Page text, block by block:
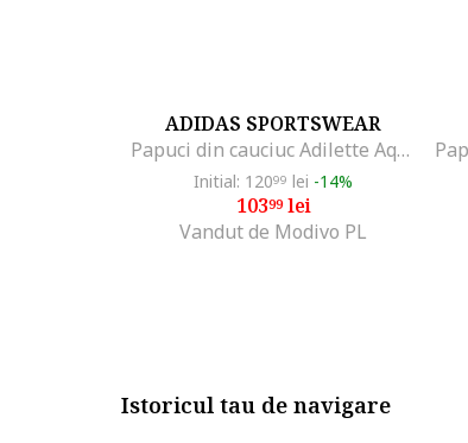
ADIDAS SPORTSWEAR
Papuci din cauciuc Adilette Aqua, Negru
Initial: 12099 lei -14%
10399lei
Vandut de Modivo PL
Istoricul tau de navigare